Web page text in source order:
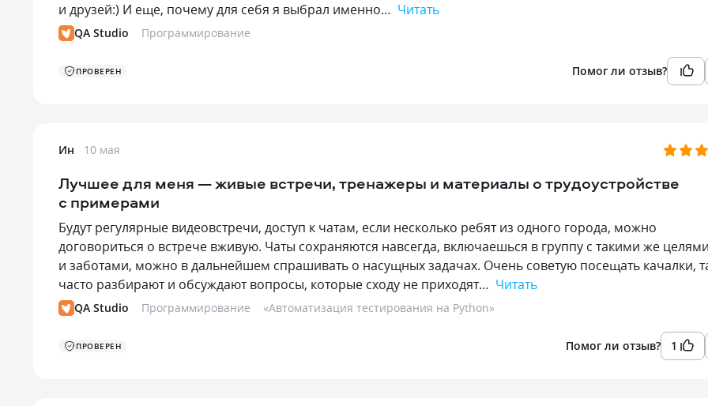
и друзей:) И еще, почему для себя я выбрал именно… Читать
QA Studio Программирование
ПРОВЕРЕН Помог ли отзыв?
Ин 10 мая
Лучшее для меня — живые встречи, тренажеры и материалы о трудоустройстве
с примерами
Будут регулярные видеовстречи, доступ к чатам, если несколько ребят из одного города, можно
договориться о встрече вживую. Чаты сохраняются навсегда, включаешься в группу с такими же
и заботами, можно в дальнейшем спрашивать о насущных задачах. Очень советую посещать качалки,
часто разбирают и обсуждают вопросы, которые сходу не приходят… Читать
QA Studio Программирование «Автоматизация тестирования на Python»
ПРОВЕРЕН Помог ли отзыв? 1